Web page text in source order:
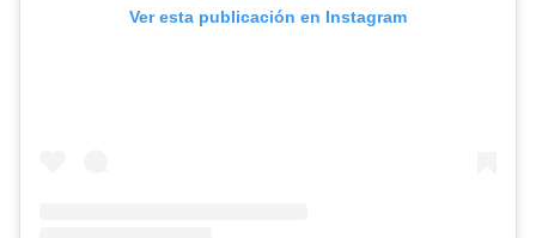
Ver esta publicación en Instagram